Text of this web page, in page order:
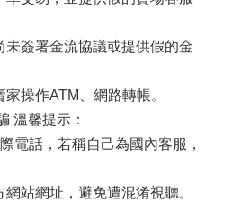
未簽署金流協議或提供假的金
操作ATM、網路轉帳。
溫馨提示：
電話，若稱自己為國內客服，
網站網址，避免遭混淆視聽。